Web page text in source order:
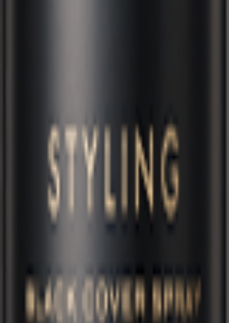
ボリュームアップファイバー
ファイバーキープミスト